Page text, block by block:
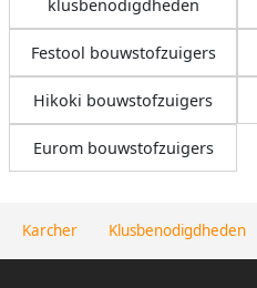
Karcher Klusbenodigdheden
klusbenodigdheden
Festool bouwstofzuigers
Hikoki bouwstofzuigers
Eurom bouwstofzuigers